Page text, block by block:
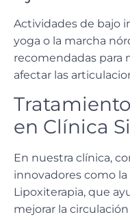
Actividades de bajo
yoga o la marcha
recomendadas para
afectar las
en Clínica
En nuestra clínica,
innovadores como la
Lipoxiterapia, que
mejorar la